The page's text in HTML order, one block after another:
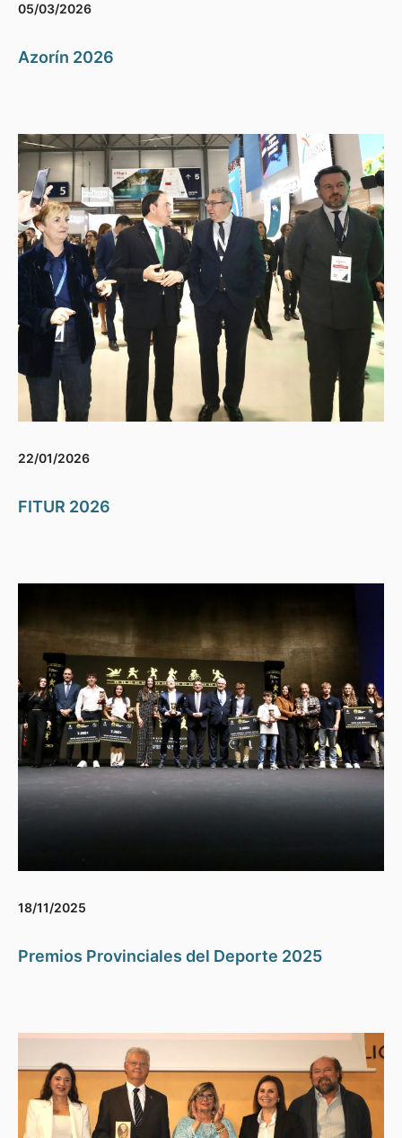
05/03/2026
Azorín 2026
22/01/2026
FITUR 2026
18/11/2025
Premios Provinciales del Deporte 2025